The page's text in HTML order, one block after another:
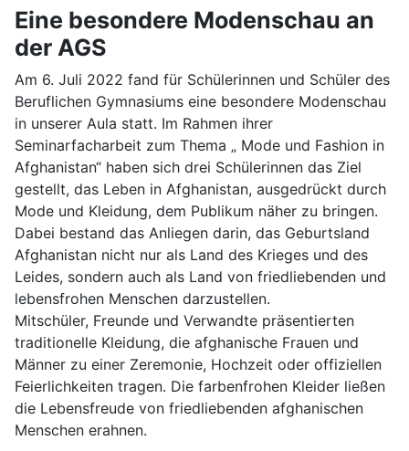
Eine besondere Modenschau an
der AGS
Am 6. Juli 2022 fand für Schülerinnen und Schüler des
Beruflichen Gymnasiums eine besondere Modenschau
in unserer Aula statt. Im Rahmen ihrer
Seminarfacharbeit zum Thema „ Mode und Fashion in
Afghanistan“ haben sich drei Schülerinnen das Ziel
gestellt, das Leben in Afghanistan, ausgedrückt durch
Mode und Kleidung, dem Publikum näher zu bringen.
Dabei bestand das Anliegen darin, das Geburtsland
Afghanistan nicht nur als Land des Krieges und des
Leides, sondern auch als Land von friedliebenden und
lebensfrohen Menschen darzustellen.
Mitschüler, Freunde und Verwandte präsentierten
traditionelle Kleidung, die afghanische Frauen und
Männer zu einer Zeremonie, Hochzeit oder offiziellen
Feierlichkeiten tragen. Die farbenfrohen Kleider ließen
die Lebensfreude von friedliebenden afghanischen
Menschen erahnen.